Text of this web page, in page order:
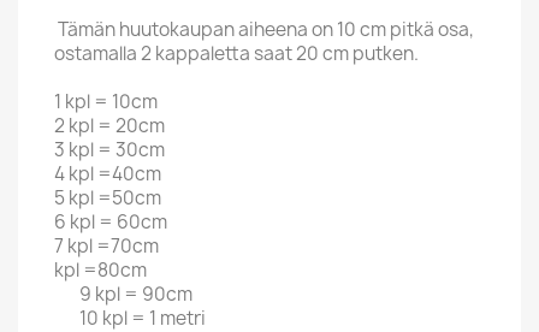
Tämän huutokaupan aiheena on 10 cm pitkä osa,
ostamalla 2 kappaletta saat 20 cm putken.
1 kpl = 10cm
2 kpl = 20cm
3 kpl = 30cm
4 kpl =40cm
5 kpl =50cm
6 kpl = 60cm
7 kpl =70cm
kpl =80cm
9 kpl = 90cm
10 kpl = 1 metri